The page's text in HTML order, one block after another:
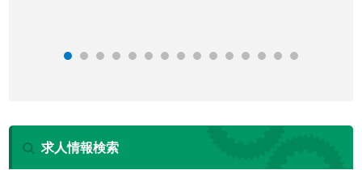
求人情報検索